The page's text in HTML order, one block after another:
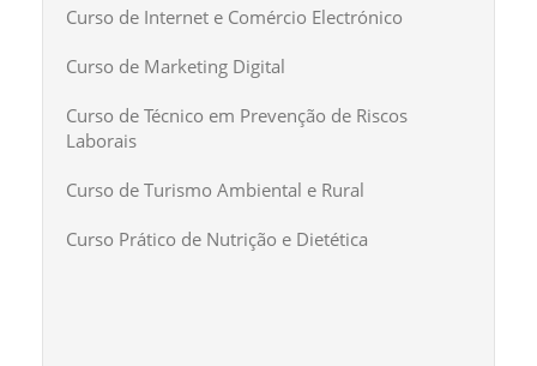
Curso de Internet e Comércio Electrónico
Curso de Marketing Digital
Curso de Técnico em Prevenção de Riscos
Laborais
Curso de Turismo Ambiental e Rural
Curso Prático de Nutrição e Dietética